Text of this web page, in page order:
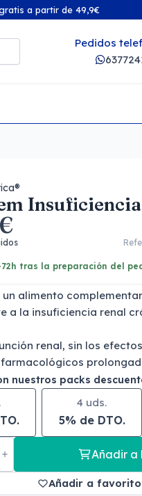
a partir de 49,9€
Pedidos
72h tras la preparación del
un alimento
a la insuficiencia renal
renal, sin los
nuestros packs
4 uds.
5% de DTO.
Añadir a
Añadir a